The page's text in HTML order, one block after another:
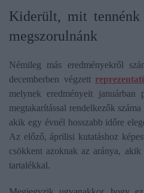
Kiderült, mit tennénk
megszorulnánk
Némileg más eredményekről
decemberben végzett
melynek eredményeit
megtakarítással rendelkezők
akik egy évnél hosszabb időre
Az előző, áprilisi kutatáshoz
csökkent azoknak az aránya,
tartalékkal.